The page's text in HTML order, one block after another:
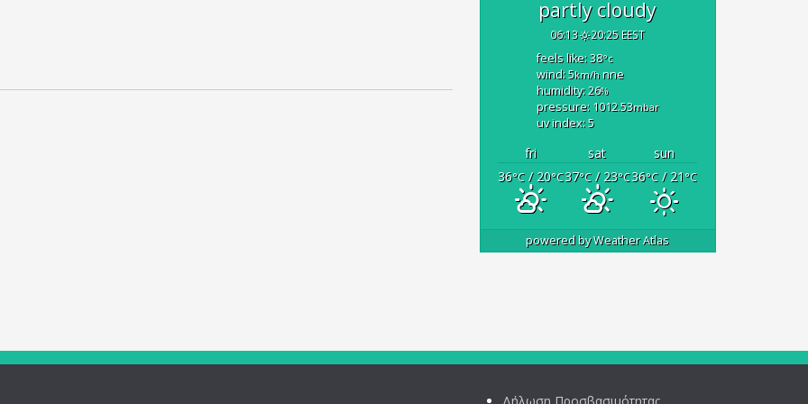
partly cloudy
06:13 20:25 EEST
feels like: 38°c
wind: 5km/hnne
humidity: 26%
pressure: 1012.53mbar
uv index: 5
fri sat
sun
36°C / 20°C37°C/ 23°C36°C/ 21°C
powered byWeather Atlas